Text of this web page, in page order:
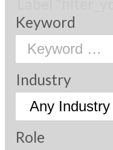
Keyword
Industry
Role